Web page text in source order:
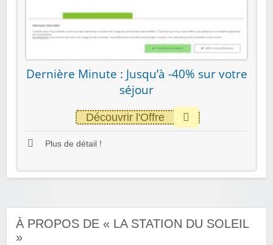
Dernière Minute : Jusqu’à -40% sur votre
séjour
Découvrir l'Offre
Plus de détail !
À PROPOS DE « LA STATION DU SOLEIL
»